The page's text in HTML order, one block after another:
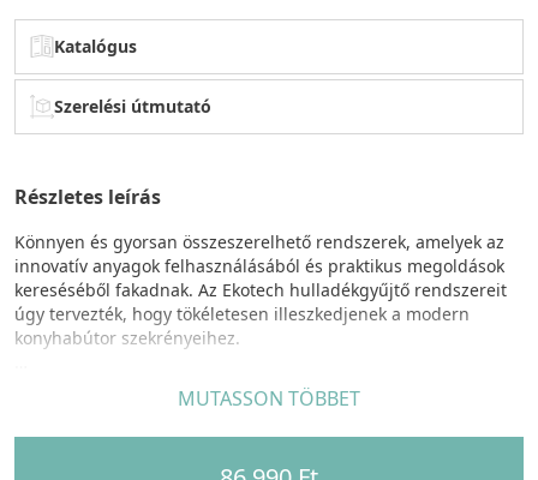
Katalógus
Szerelési útmutató
Részletes leírás
Könnyen és gyorsan összeszerelhető rendszerek, amelyek az
innovatív anyagok felhasználásából és praktikus megoldások
kereséséből fakadnak. Az Ekotech hulladékgyűjtő rendszereit
úgy tervezték, hogy tökéletesen illeszkedjenek a modern
konyhabútor szekrényeihez.
FRONT család egyedi tulajdonságok:
Ajtófrontra szerelhető, teljesen kihúzható, lágyan záródó
MUTASSON TÖBBET